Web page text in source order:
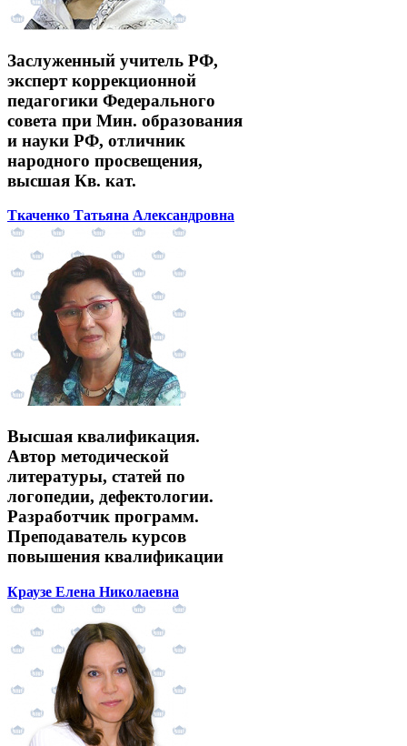
Заслуженный учитель РФ,
эксперт коррекционной
педагогики Федерального
совета при Мин. образования
и науки РФ, отличник
народного просвещения,
высшая Кв. кат.
Ткаченко Татьяна Александровна
Высшая квалификация.
Автор методической
литературы, статей по
логопедии, дефектологии.
Разработчик программ.
Преподаватель курсов
повышения квалификации
Краузе Елена Николаевна